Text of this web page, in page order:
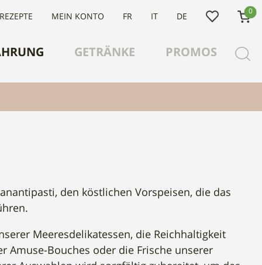
GETRÄNKE PROMOS
MEIN KONTO FR DE
0
den köstlichen Vorspeisen, die das
Meeresdelikatessen, die Reichhaltigkeit
Amuse-Bouches oder die Frische unserer